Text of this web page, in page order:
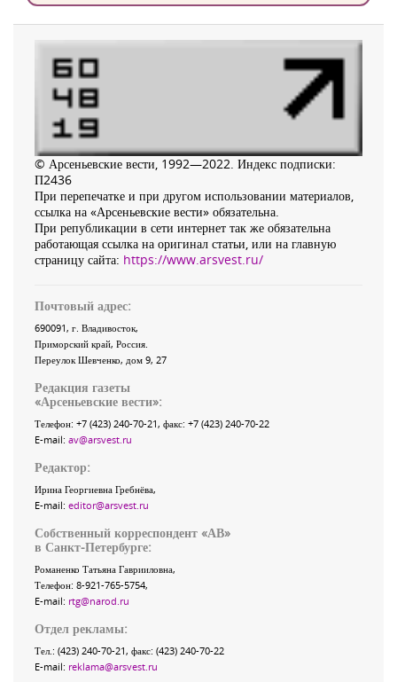
© Арсеньевские вести, 1992—2022. Индекс подписки:
П2436
При перепечатке и при другом использовании материалов,
ссылка на «Арсеньевские вести» обязательна.
При републикации в сети интернет так же обязательна
работающая ссылка на оригинал статьи, или на главную
страницу сайта: https://www.arsvest.ru/
Почтовый адрес:
690091, г. Владивосток,
Приморский край, Россия
Переулок Шевченко, дом 9, 27
Редакция газеты
«Арсеньевские вести»:
Телефон: +7 (423) 240-70-21, факс: +7 (423) 240-70-22
E-mail: av@arsvest.ru
Редактор:
Ирина Георгиевна Гребнёва,
E-mail: editor@arsvest.ru
Собственный корреспондент «АВ»
в Санкт-Петербурге:
Романенко Татьяна Гаврииловна,
Телефон: 8-921-765-5754,
E-mail: rtg@narod.ru
Отдел рекламы:
Тел.: (423) 240-70-21, факс: (423) 240-70-22
E-mail: reklama@arsvest.ru